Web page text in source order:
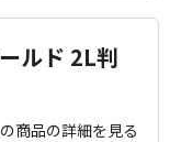
ルド 2L判
商品の詳細を見る